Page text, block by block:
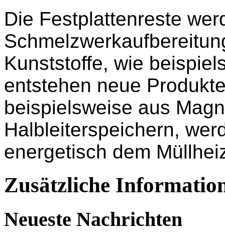
Die Festplattenreste
Kunststoffe, wie
entstehen neue
beispielsweise aus
Halbleiterspeichern,
energetisch dem
Zusätzliche
Neueste Nachrichten